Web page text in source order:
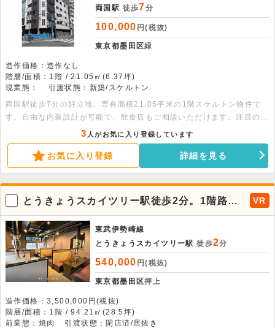
両国駅 徒歩7分
100,000 円(税抜)
東京都墨田区緑
造作価格：造作なし
階層/面積：1階 / 21.05㎡(6.37坪)
現業態：
引渡状態：新築/スケルトン
両国駅徒歩7分の好立地。専有面積21.05平米の1階スケルトン物件で
す。自由な内装設計が可能で、飲食店もご相談いただけます。注目のエ
リアで新たな事業を始めませんか。お気軽にお問い合わせください。
3 人がお気に入り登録しています
お気に入り登録 詳細を見る
とうきょうスカイツリー駅徒歩2分。1階路面
店、焼肉店居抜き物件。
VR
東武伊勢崎線
とうきょうスカイツリー駅 徒歩2分
540,000 円(税抜)
東京都墨田区押上
造作価格：3,500,000円(税抜)
階層/面積：1階 / 94.21㎡(28.5坪)
前業態：焼肉
引渡状態：閉店済/居抜き